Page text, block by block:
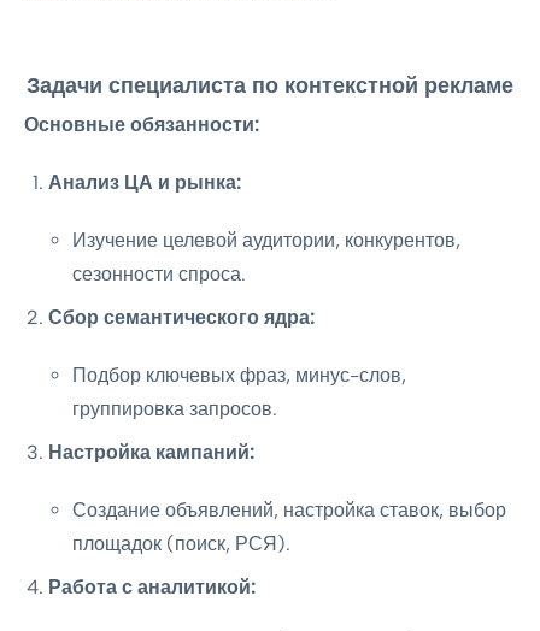
Задачи специалиста по контекстной рекламе
Основные обязанности:
Анализ ЦА и рынка:
Изучение целевой аудитории, конкурентов,
сезонности спроса.
Сбор семантического ядра:
Подбор ключевых фраз, минус-слов,
группировка запросов.
Настройка кампаний:
Создание объявлений, настройка ставок, выбор
площадок (поиск, РСЯ).
Работа с аналитикой: